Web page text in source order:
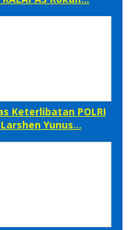
Keterlibatan POLRI
Yunus…